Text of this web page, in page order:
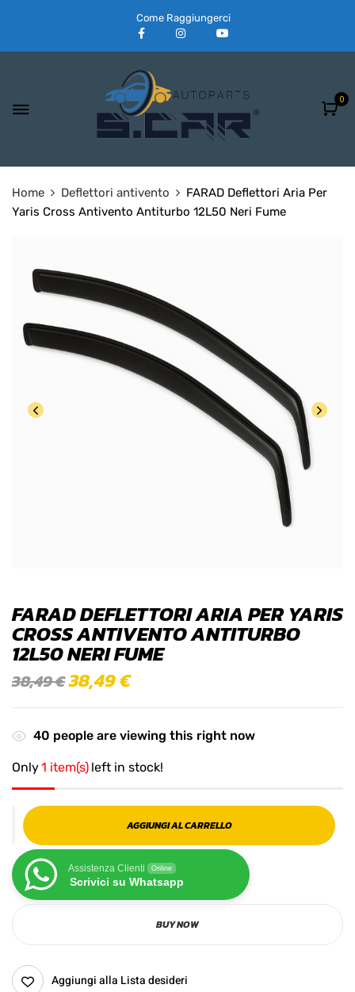
Come Raggiungerci
0
Home Deflettori antivento
FARAD Deflettori Aria Per
Yaris Cross Antivento Antiturbo 12L50 Neri Fume
FARAD DEFLETTORI ARIA PER YARIS
CROSS ANTIVENTO ANTITURBO
12L50 NERI FUME
38,49€38,49€
40 people are viewing this right now
Only1 item(s) left in stock!
AGGIUNGI AL CARRELLO
Assistenza Clienti Online
Scrivici su Whatsapp
BUY NOW
Aggiungi alla Lista desideri